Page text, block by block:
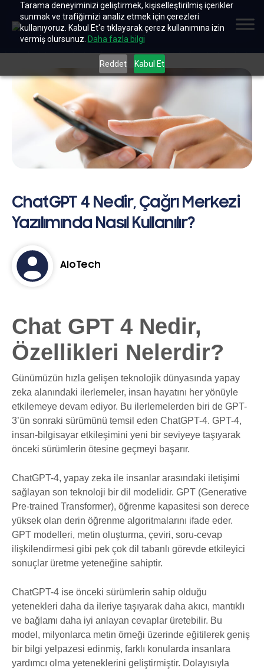
Tarama deneyiminizi geliştirmek, kişiselleştirilmiş içerikler
sunmak ve trafiğimizi analiz etmek için çerezleri
kullanıyoruz. Kabul Et'e tıklayarak çerez kullanımına izin
vermiş olursunuz. Daha fazla bilgi
Reddet Kabul Et
ChatGPT 4 Nedir, Çağrı Merkezi
Yazılımında Nasıl Kullanılır?
AloTech
Chat GPT 4 Nedir,
Özellikleri Nelerdir?
Günümüzün hızla gelişen teknolojik dünyasında yapay
zeka alanındaki ilerlemeler, insan hayatını her yönüyle
etkilemeye devam ediyor. Bu ilerlemelerden biri de GPT-
3’ün sonraki sürümünü temsil eden ChatGPT-4. GPT-4,
insan-bilgisayar etkileşimini yeni bir seviyeye taşıyarak
önceki sürümlerin ötesine geçmeyi başarır.
ChatGPT-4, yapay zeka ile insanlar arasındaki iletişimi
sağlayan son teknoloji bir dil modelidir. GPT (Generative
Pre-trained Transformer), öğrenme kapasitesi son derece
yüksek olan derin öğrenme algoritmalarını ifade eder.
GPT modelleri, metin oluşturma, çeviri, soru-cevap
ilişkilendirmesi gibi pek çok dil tabanlı görevde etkileyici
sonuçlar üretme yeteneğine sahiptir.
ChatGPT-4 ise önceki sürümlerin sahip olduğu
yetenekleri daha da ileriye taşıyarak daha akıcı, mantıklı
ve bağlamı daha iyi anlayan cevaplar üretebilir. Bu
model, milyonlarca metin örneği üzerinde eğitilerek geniş
bir bilgi yelpazesi edinmiş, farklı konularda insanlara
yardımcı olma yeteneklerini geliştirmiştir. Dolayısıyla